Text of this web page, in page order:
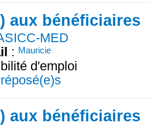
aux bénéficiaires
MED
: Mauricie
d'emploi
aux bénéficiaires